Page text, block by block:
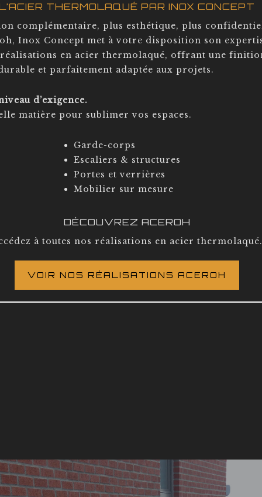
THERMOLAQUÉ PAR INOX CONCEPT
complémentaire, plus esthétique, plus
Inox Concept met à votre disposition son
en acier thermolaqué, offrant une
et parfaitement adaptée aux projets.
d’exigence.
matière pour sublimer vos espaces.
Garde-corps
Escaliers & structures
Portes et verrières
Mobilier sur mesure
DÉCOUVREZ ACEROH
à toutes nos réalisations en acier
VOIR NOS RÉALISATIONS ACEROH